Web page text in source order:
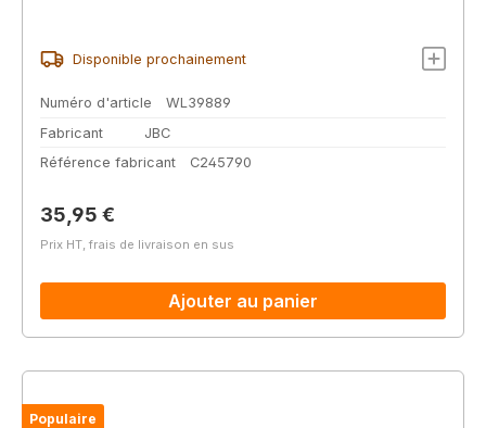
Disponible prochainement
Numéro d'article
WL39889
Fabricant
JBC
Référence fabricant
C245790
Prix régulier :
35,95 €
Prix HT, frais de livraison en sus
Ajouter au panier
Populaire